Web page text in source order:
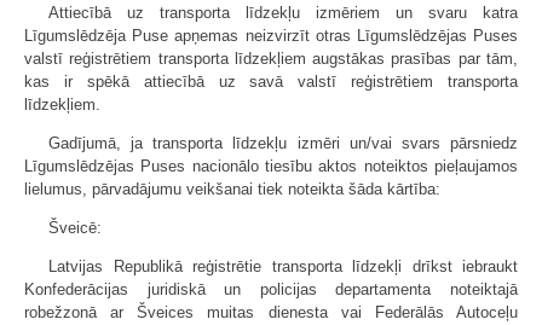
Attiecībā uz transporta līdzekļu izmēriem un svaru katra
Līgumslēdzēja Puse apņemas neizvirzīt otras Līgumslēdzējas Puses
valstī reģistrētiem transporta līdzekļiem augstākas prasības par tām,
kas ir spēkā attiecībā uz savā valstī reģistrētiem transporta
līdzekļiem.
Gadījumā, ja transporta līdzekļu izmēri un/vai svars pārsniedz
Līgumslēdzējas Puses nacionālo tiesību aktos noteiktos pieļaujamos
lielumus, pārvadājumu veikšanai tiek noteikta šāda kārtība:
Šveicē:
Latvijas Republikā reģistrētie transporta līdzekļi drīkst iebraukt
Konfederācijas juridiskā un policijas departamenta noteiktajā
robežzonā ar Šveices muitas dienesta vai Federālās Autoceļu